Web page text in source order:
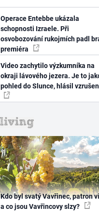
Operace Entebbe ukázala
schopnosti Izraele. Při
osvobozování rukojmích padl
premiéra
Video zachytilo výzkumníka na
okraji lávového jezera. Je to
pohled do Slunce, hlásil
Kdo byl svatý Vavřinec, patron
a co jsou Vavřincovy slzy?